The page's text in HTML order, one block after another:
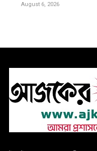
August 6, 2026